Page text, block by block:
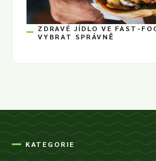
ZDRAVÉ JÍDLO VE FAST-
VYBRAT SPRÁVNĚ
KATEGORIE